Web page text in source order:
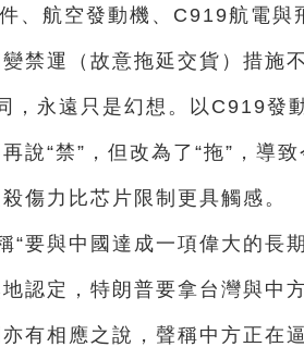
、航空發動機、C919航電與
禁運（故意拖延交貨）措施
，永遠只是幻想。以C919發
說“禁”，但改為了“拖”，導
傷力比芯片限制更具觸感。
“要與中國達成一項偉大的長
認定，特朗普要拿台灣與中
有相應之說，聲稱中方正在